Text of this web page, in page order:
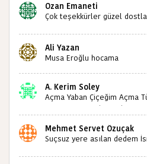
Ozan Emaneti
Çok teşekkürler güzel
sizlerin sayesinde
teşekkürler saygılarımla
Ali Yazan
Musa Eroğlu hocama
A. Kerim Soley
Açma Yaban Çiçeğim Açma
Bulabilir miyiz ?İlginiz İçin
Mehmet Servet Özuçak
Suçsuz yere asılan dedem